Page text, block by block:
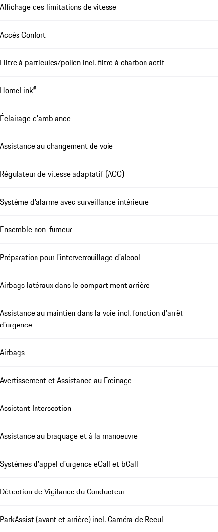
Affichage des limitations de vitesse
Accès Confort
Filtre à particules/pollen incl. filtre à charbon actif
HomeLink®
Éclairage d'ambiance
Assistance au changement de voie
Régulateur de vitesse adaptatif (ACC)
Système d'alarme avec surveillance intérieure
Ensemble non-fumeur
Préparation pour l'interverrouillage d'alcool
Airbags latéraux dans le compartiment arrière
Assistance au maintien dans la voie incl. fonction d'arrêt
d'urgence
Airbags
Avertissement et Assistance au Freinage
Assistant Intersection
Assistance au braquage et à la manoeuvre
Systèmes d'appel d'urgence eCall et bCall
Détection de Vigilance du Conducteur
ParkAssist (avant et arrière) incl. Caméra de Recul